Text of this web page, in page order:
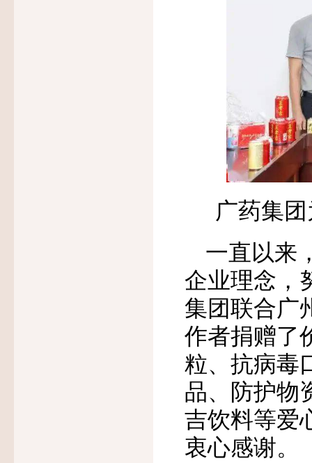
广药集
一直以来
企业理念，
集团联合广
作者捐赠了
粒、抗病毒
品、防护物
吉饮料等爱
衷心感谢。